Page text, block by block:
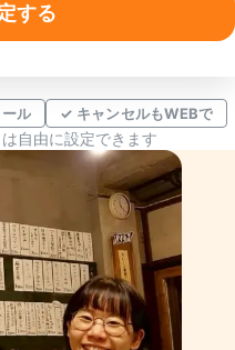
する
ル ✓ キャンセルもWEBで
自由に設定できます